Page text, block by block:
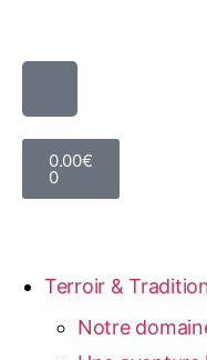
0.00€
0
Terroir &
Notre